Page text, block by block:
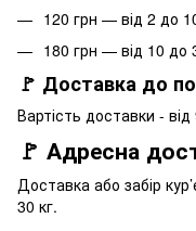
120 грн — від 2 до
180 грн — від 10 до
🚩 Доставка до
Вартість доставки - від
🚩 Адресна
Доставка або забір
30 кг.